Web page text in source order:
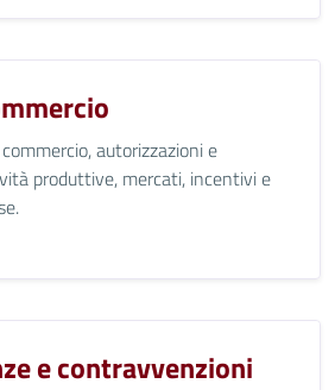
autorizzazioni e
produttive, mercati, incentivi e
e contravvenzioni